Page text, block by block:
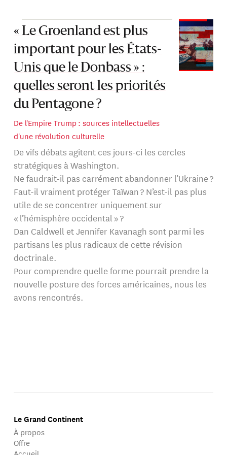
le New York Times, le Wall Street Journal, Foreign
Affairs et le Washington Post.
« Le Groenland est plus
important pour les États-
Unis que le Donbass » :
quelles seront les priorités
du Pentagone ?
De l'Empire Trump : sources intellectuelles
d'une révolution culturelle
De vifs débats agitent ces jours-ci les cercles
stratégiques à Washington.
Ne faudrait-il pas carrément abandonner l’Ukraine ?
Faut-il vraiment protéger Taïwan ? N’est-il pas plus
utile de se concentrer uniquement sur
« l’hémisphère occidental » ?
Dan Caldwell et Jennifer Kavanagh sont parmi les
partisans les plus radicaux de cette révision
doctrinale.
Pour comprendre quelle forme pourrait prendre la
nouvelle posture des forces américaines, nous les
avons rencontrés.
Le Grand Continent
À propos
Offre